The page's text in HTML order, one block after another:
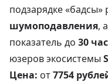
подзарядке «бадсы»
шумоподавления,
показатель до 30
юзеров экосистемы
Цена: от7754